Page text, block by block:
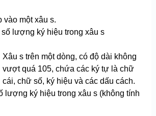
vào một xâu s.
lượng ký hiệu trong xâu s
Xâu s trên một dòng, có độ dài không
vượt quá 105, chứa các ký tự là chữ
cái, chữ số, ký hiệu và các dấu cách.
lượng ký hiệu trong xâu s (không tính